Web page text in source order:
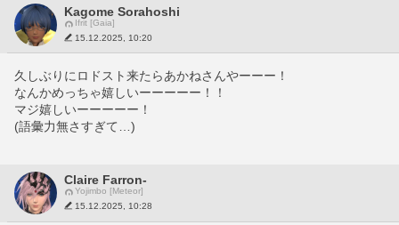
Kagome Sorahoshi
Ifrit [Gaia]
15.12.2025, 10:20
久しぶりにロドスト来たらあかねさんやーーー！
なんかめっちゃ嬉しいーーーーー！！
マジ嬉しいーーーーー！
(語彙力無さすぎて…)
Claire Farron-
Yojimbo [Meteor]
15.12.2025, 10:28